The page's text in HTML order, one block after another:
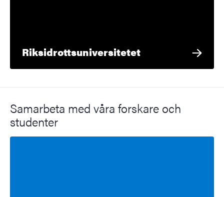
Riksidrottsuniversitetet
Samarbeta med våra forskare och
studenter